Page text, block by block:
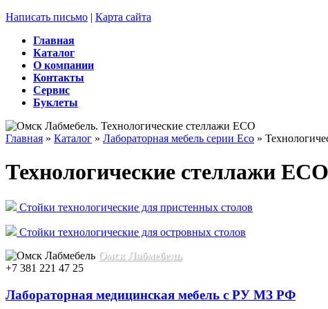
Написать письмо | Карта сайта
Главная
Каталог
О компании
Контакты
Сервис
Буклеты
Главная » Каталог » Лабораторная мебель серии Eco »
Технологические стеллажи ECO
Стойки технологические для пристенных столов
Стойки технологические для островных столов
Омск Лабмебель
+7 381 221 47 25
Лабораторная медицинская мебель с РУ МЗ РФ